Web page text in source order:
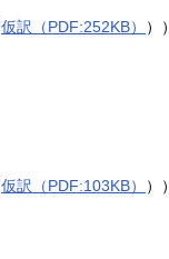
仮訳（PDF:252KB） ））
仮訳（PDF:103KB） ））